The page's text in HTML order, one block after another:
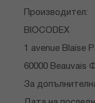
Производител:
BIOCODEX
1 avenue Blaise
60000 Beauvais
За